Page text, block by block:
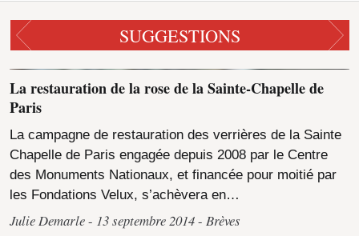
SUGGESTIONS
La restauration de la rose de la Sainte-Chapelle de
Paris
La campagne de restauration des verrières de la Sainte
Chapelle de Paris engagée depuis 2008 par le Centre
des Monuments Nationaux, et financée pour moitié par
les Fondations Velux, s’achèvera en…
Julie Demarle 13 septembre 2014 Brèves